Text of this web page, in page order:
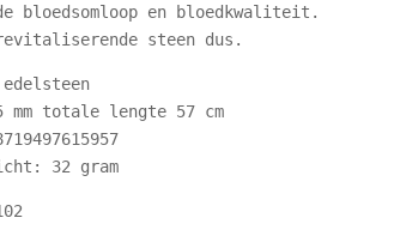
bloedsomloop en bloedkwaliteit.
steen dus.
mm totale lengte 57 cm
32 gram